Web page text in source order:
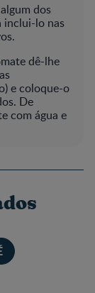
dos
inclui-lo nas
dê-lhe
e coloque-o
De
com água e